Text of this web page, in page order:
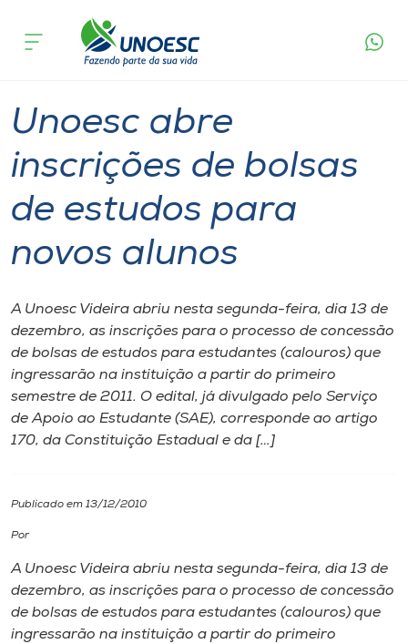
Cursos
Pesquisa
Atendimento ao Estudante
Portal de Ensino
A
Internacionalização
I.nova
Diplomados
CPA
acontece
Unoesc abre
inscrições de bolsas
de estudos para
novos alunos
A Unoesc Videira abriu nesta segunda-feira, dia 13 de
dezembro, as inscrições para o processo de concessão
de bolsas de estudos para estudantes (calouros) que
ingressarão na instituição a partir do primeiro
semestre de 2011. O edital, já divulgado pelo Serviço
de Apoio ao Estudante (SAE), corresponde ao artigo
170, da Constituição Estadual e da […]
Publicado em 13/12/2010
Por
A Unoesc Videira abriu nesta segunda-feira, dia 13 de
dezembro, as inscrições para o processo de concessão
de bolsas de estudos para estudantes (calouros) que
ingressarão na instituição a partir do primeiro